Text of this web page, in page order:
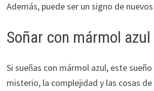
Además, puede ser un signo de
Soñar con mármol azul
Si sueñas con mármol azul, este
misterio, la complejidad y las cosas